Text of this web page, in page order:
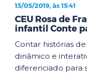
13/05/2019, às 15:41
CEU Rosa de
infantil Conte
Contar histórias
dinâmico e
diferenciado para